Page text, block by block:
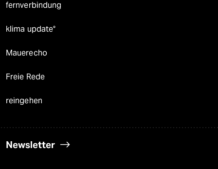
fernverbindung
klima update°
Mauerecho
Freie Rede
reingehen
Newsletter